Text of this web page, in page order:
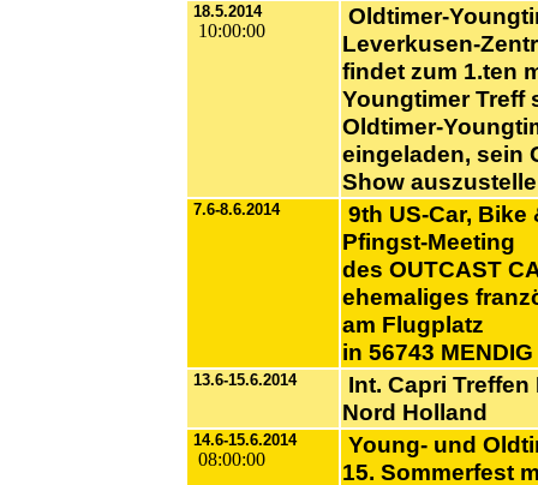
18.5.2014
10:00:00
Oldtimer-
Leverkusen-
findet zum 1.ten
Youngtimer Treff
Oldtimer-
eingeladen, sein
Show
7.6-8.6.2014
9th US-Car, Bike
Pfingst-Meeting
des OUTCAST
ehemaliges
am Flugplatz
in 56743 MENDIG
13.6-15.6.2014
Int. Capri
Nord Holland
14.6-15.6.2014
08:00:00
Young- und
15. Sommerfest